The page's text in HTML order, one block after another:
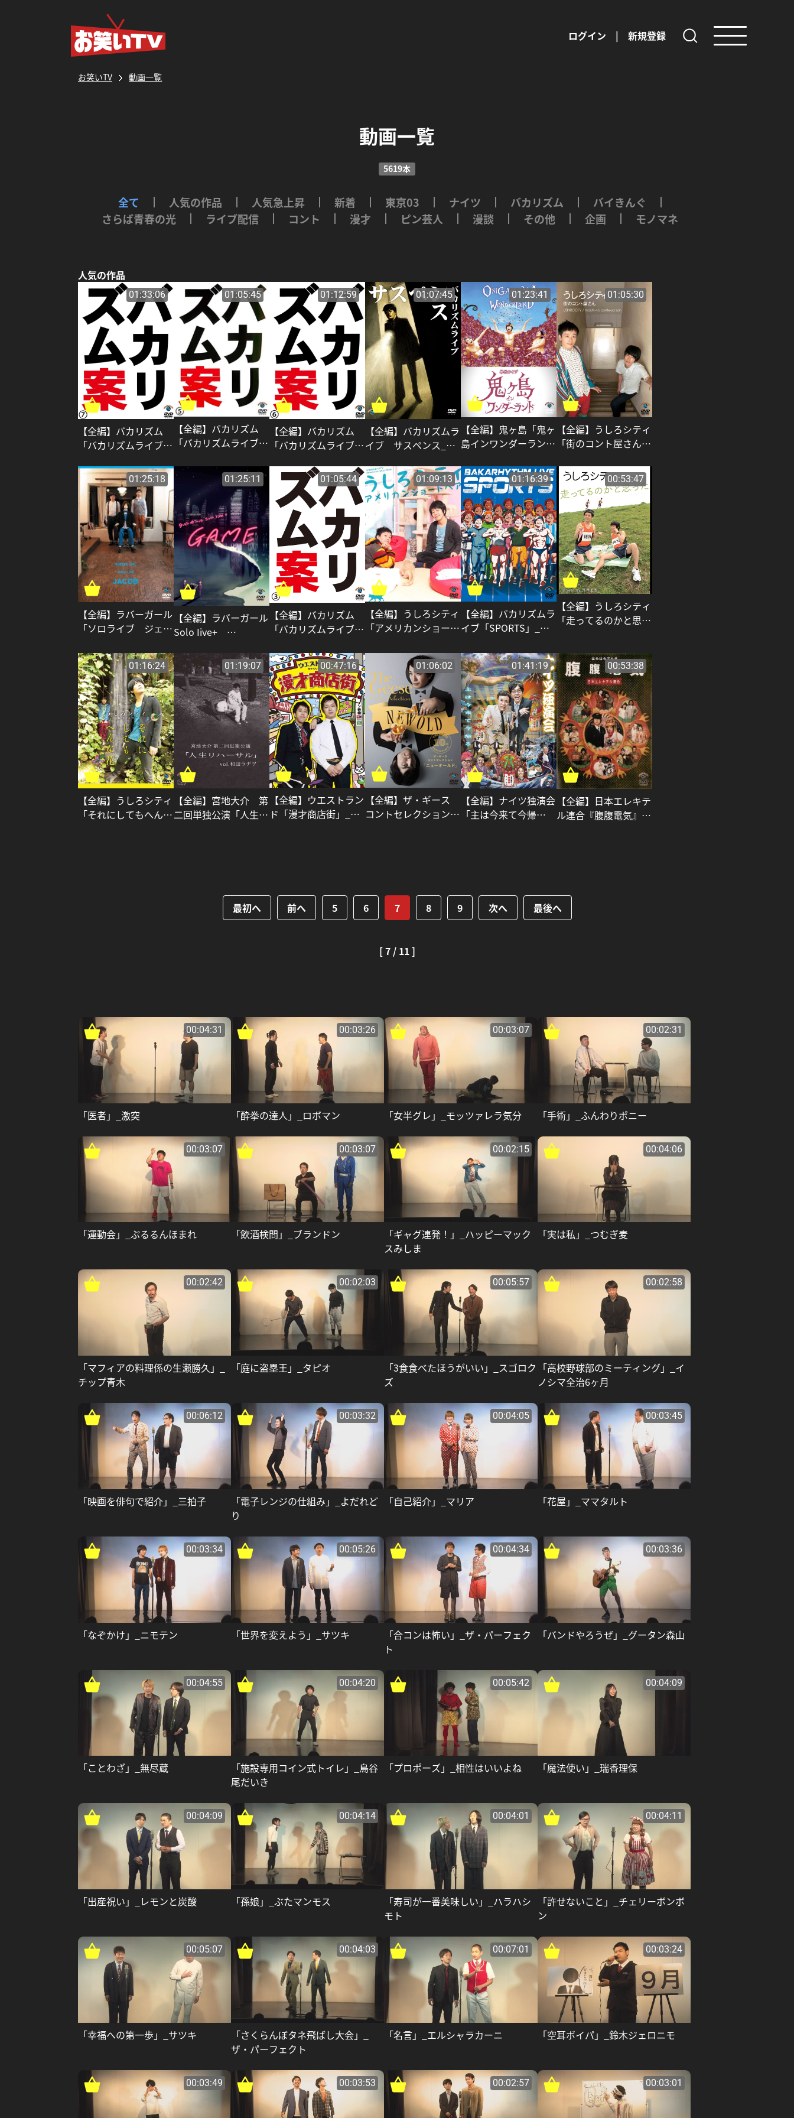
ログイン | 新規登録
お笑いTV 動画一覧
動画一覧
5619本
全て 人気の作品 人気急上昇 新着 東京03 ナイツ バカリズム
バイきんぐ
さらば青春の光
ライブ配信 コント 漫才 ピン芸人 漫談 その他 企画 モノマネ
人気の作品
01:33:06
【全編】バカリズム
「バカリズムライブ番
7」_バカリズム
01:05:45
【全編】バカリズム
「バカリズムライブ番
5」_バカリズム
01:12:59
【全編】バカリズム
「バカリズムライブ番
6」_バカリズム
01:07:45
【全編】バカリズムラ
イブ サスペンス_バ
01:23:41
【全編】鬼ヶ島「鬼ヶ
島インワンダーラン
01:05:30
【全編】うしろシティ
「街のコント屋さん」
01:25:18
【全編】ラバーガール
「ソロライブ ジェイ
01:25:11
【全編】ラバーガール
Solo Iive+
ール
01:05:44
【全編】バカリズム
「バカリズムライブ番
3」_バカリズム
01:09:13
【全編】うしろシティ
「アメリカンショート
01:16:39
【全編】バカリズムラ
イブ「SPORTS」_バ
00:53:47
【全編】うしろシティ
「走ってるのかと思っ
01:16:24
【全編】うしろシティ
「それにしてもへんな
01:19:07
【全編】宮地大介 第
二回単独公演「人生リ
00:47:16
【全編】ウエストラン
ド「漫才商店街」_ウ
01:06:02
【全編】ザ・ギース
コントセレクション
01:41:19
【全編】ナイツ独演会
「主は今来て今帰
00:53:38
【全編】日本エレキテ
ル連合『腹腹電気』_
最初へ 前へ 5 6 7 8 9 次へ 最後へ
[ 7 / 11 ]
00:04:31
「医者」_激突
00:03:26
「酔拳の達人」_ロボマン
00:03:07
「女半グレ」_モッツァレラ気分
00:02:31
「手術」_ふんわりポニー
00:03:07
「運動会」_ぷるるんほまれ
00:03:07
「飲酒検問」_ブランドン
00:02:15
「ギャグ連発！」_ハッピーマック
スみしま
00:04:06
「実は私」_つむぎ麦
00:02:42
「マフィアの料理係の生瀬勝久」_
チップ青木
00:02:03
「庭に盗塁王」_タピオ
00:05:57
「3食食べたほうがいい」_スゴロク
ズ
00:02:58
「高校野球部のミーティング」_イ
ノシマ全治6ヶ月
00:06:12
「映画を俳句で紹介」_三拍子
00:03:32
「電子レンジの仕組み」_よだれど
り
00:04:05
「自己紹介」_マリア
00:03:45
「花屋」_ママタルト
00:03:34
「なぞかけ」_ニモテン
00:05:26
「世界を変えよう」_サツキ
00:04:34
「合コンは怖い」_ザ・パーフェク
ト
00:03:36
「バンドやろうぜ」_グータン森山
00:04:55
「ことわざ」_無尽蔵
00:04:20
「施設専用コイン式トイレ」_鳥谷
尾だいき
00:05:42
「プロポーズ」_相性はいいよね
00:04:09
「魔法使い」_瑞香理保
00:04:09
「出産祝い」_レモンと炭酸
00:04:14
「孫娘」_ぶたマンモス
00:04:01
「寿司が一番美味しい」_ハラハシ
モト
00:04:11
「許せないこと」_チェリーボンボ
ン
00:05:07
「幸福への第一歩」_サツキ
00:04:03
「さくらんぼタネ飛ばし大会」_
ザ・パーフェクト
00:07:01
「名言」_エルシャラカーニ
00:03:24
「空耳ボイパ」_鈴木ジェロニモ
00:03:49 00:03:53 00:02:57 00:03:01